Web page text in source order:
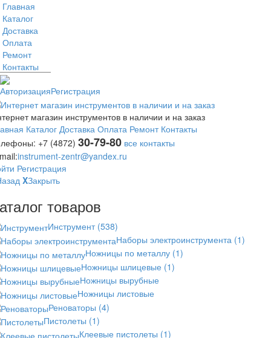
Главная
Каталог
Доставка
Оплата
Ремонт
Контакты
АвторизацияРегистрация
магазин инструментов в наличии и на заказ
Каталог Доставка Оплата Ремонт Контакты
+7 (4872) 30-79-80 все контакты
instrument-zentr@yandex.ru
Регистрация
XЗакрыть
товаров
Инструмент (538)
Наборы электроинструмента (1)
Ножницы по металлу (1)
Ножницы шлицевые (1)
Ножницы вырубные
Ножницы листовые
Реноваторы (4)
Пистолеты (1)
Клеевые пистолеты (1)